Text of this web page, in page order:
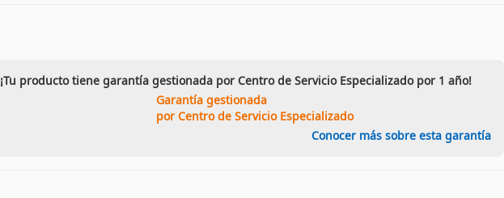
¡Tu producto tiene garantía gestionada por Centro de Servicio Especializado por 1 año!
Garantía gestionada
por Centro de Servicio Especializado
Conocer más sobre esta garantía